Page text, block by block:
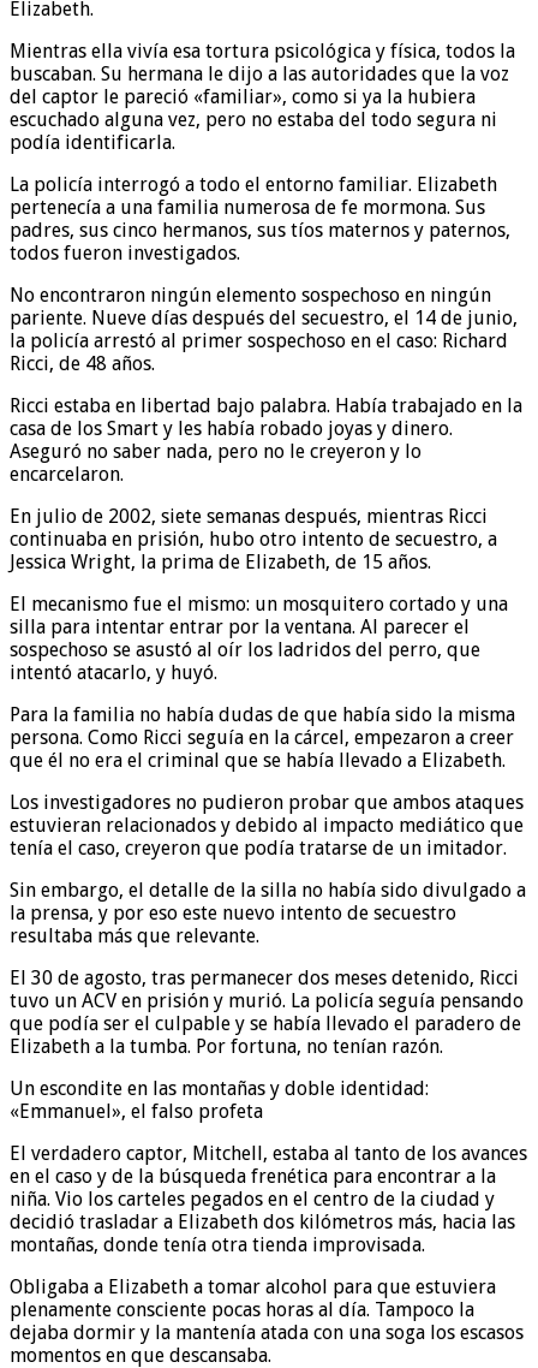
Elizabeth.
Mientras ella vivía esa tortura psicológica y física, todos la
buscaban. Su hermana le dijo a las autoridades que la voz
del captor le pareció «familiar», como si ya la hubiera
escuchado alguna vez, pero no estaba del todo segura ni
podía identificarla.
La policía interrogó a todo el entorno familiar. Elizabeth
pertenecía a una familia numerosa de fe mormona. Sus
padres, sus cinco hermanos, sus tíos maternos y paternos,
todos fueron investigados.
No encontraron ningún elemento sospechoso en ningún
pariente. Nueve días después del secuestro, el 14 de junio,
la policía arrestó al primer sospechoso en el caso: Richard
Ricci, de 48 años.
Ricci estaba en libertad bajo palabra. Había trabajado en la
casa de los Smart y les había robado joyas y dinero.
Aseguró no saber nada, pero no le creyeron y lo
encarcelaron.
En julio de 2002, siete semanas después, mientras Ricci
continuaba en prisión, hubo otro intento de secuestro, a
Jessica Wright, la prima de Elizabeth, de 15 años.
El mecanismo fue el mismo: un mosquitero cortado y una
silla para intentar entrar por la ventana. Al parecer el
sospechoso se asustó al oír los ladridos del perro, que
intentó atacarlo, y huyó.
Para la familia no había dudas de que había sido la misma
persona. Como Ricci seguía en la cárcel, empezaron a creer
que él no era el criminal que se había llevado a Elizabeth.
Los investigadores no pudieron probar que ambos ataques
estuvieran relacionados y debido al impacto mediático que
tenía el caso, creyeron que podía tratarse de un imitador.
Sin embargo, el detalle de la silla no había sido divulgado a
la prensa, y por eso este nuevo intento de secuestro
resultaba más que relevante.
El 30 de agosto, tras permanecer dos meses detenido, Ricci
tuvo un ACV en prisión y murió. La policía seguía pensando
que podía ser el culpable y se había llevado el paradero de
Elizabeth a la tumba. Por fortuna, no tenían razón.
Un escondite en las montañas y doble identidad:
«Emmanuel», el falso profeta
El verdadero captor, Mitchell, estaba al tanto de los avances
en el caso y de la búsqueda frenética para encontrar a la
niña. Vio los carteles pegados en el centro de la ciudad y
decidió trasladar a Elizabeth dos kilómetros más, hacia las
montañas, donde tenía otra tienda improvisada.
Obligaba a Elizabeth a tomar alcohol para que estuviera
plenamente consciente pocas horas al día. Tampoco la
dejaba dormir y la mantenía atada con una soga los escasos
momentos en que descansaba.